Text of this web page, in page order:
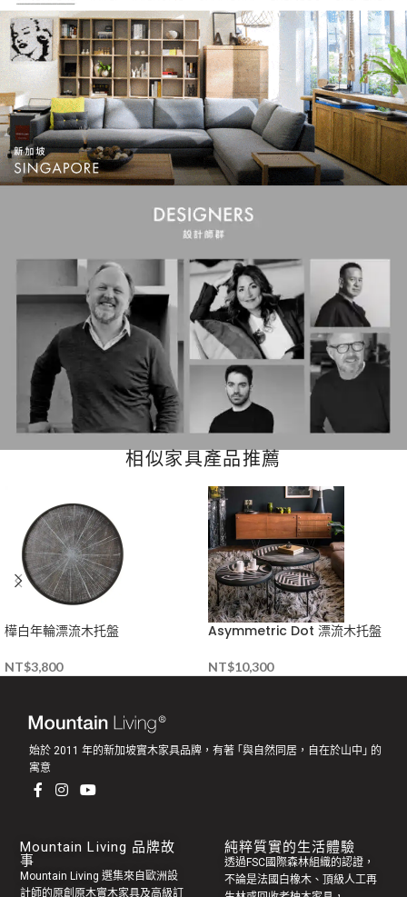
相似家具產品推薦
樺白年輪漂流木托盤
NT$3,800
Asymmetric Dot 漂流木托盤
NT$10,300
始於 2011 年的新加坡實木家具品牌，有著 ｢與自然同居，自在於山中｣ 的
寓意
Mountain Living 品牌故
事
Mountain Living 選集來自歐洲設
計師的原創 原木實木家具及高級訂
純粹質實的生活體驗
透過FSC國際森林組織的認證，
不論是法國白橡木、頂級人工再